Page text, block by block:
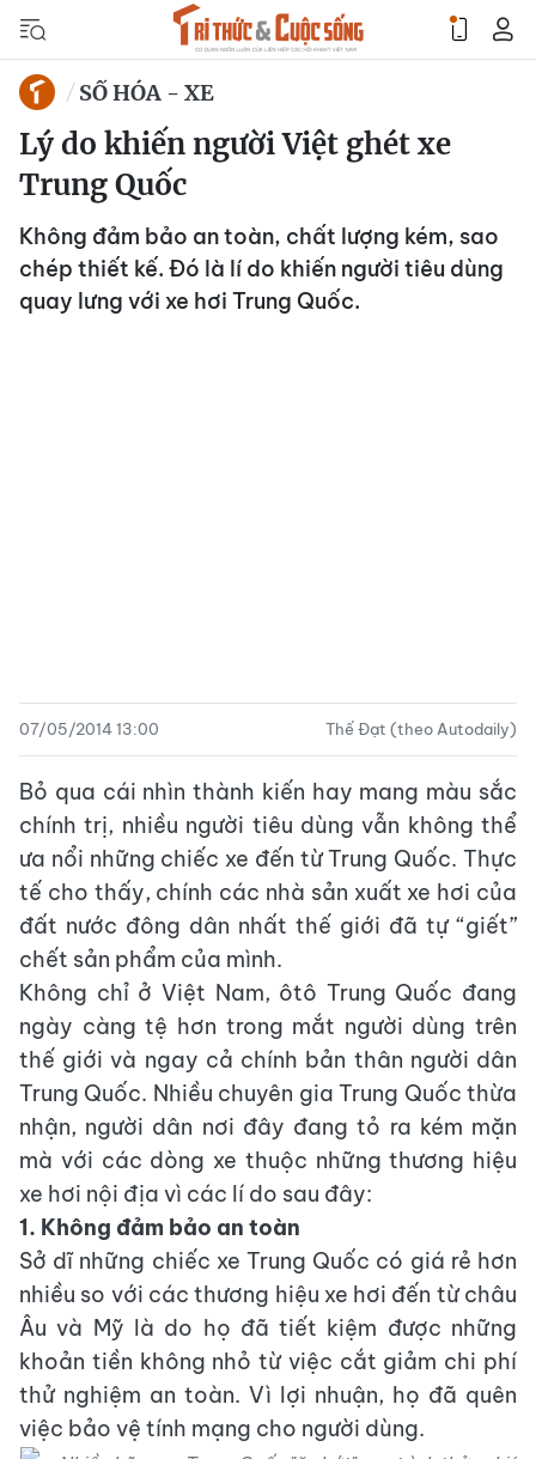
SỐ HÓA - XE
Lý do khiến người Việt ghét xe
Trung Quốc
Không đảm bảo an toàn, chất lượng kém, sao
chép thiết kế. Đó là lí do khiến người tiêu dùng
quay lưng với xe hơi Trung Quốc.
07/05/2014 13:00 Thế Đạt (theo Autodaily)
Bỏ qua cái nhìn thành kiến hay mang màu sắc
chính trị, nhiều người tiêu dùng vẫn không thể
ưa nổi những chiếc xe đến từ Trung Quốc. Thực
tế cho thấy, chính các nhà sản xuất xe hơi của
đất nước đông dân nhất thế giới đã tự “giết”
chết sản phẩm của mình.
Không chỉ ở Việt Nam, ôtô Trung Quốc đang
ngày càng tệ hơn trong mắt người dùng trên
thế giới và ngay cả chính bản thân người dân
Trung Quốc. Nhiều chuyên gia Trung Quốc thừa
nhận, người dân nơi đây đang tỏ ra kém mặn
mà với các dòng xe thuộc những thương hiệu
xe hơi nội địa vì các lí do sau đây:
1. Không đảm bảo an toàn
Sở dĩ những chiếc xe Trung Quốc có giá rẻ hơn
nhiều so với các thương hiệu xe hơi đến từ châu
Âu và Mỹ là do họ đã tiết kiệm được những
khoản tiền không nhỏ từ việc cắt giảm chi phí
thử nghiệm an toàn. Vì lợi nhuận, họ đã quên
việc bảo vệ tính mạng cho người dùng.